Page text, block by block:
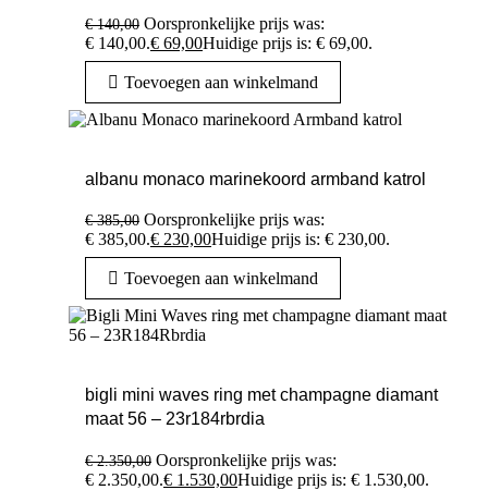
€140,00 Oorspronkelijke prijs was:
€ 140,00.€ 69,00Huidige prijs is: € 69,00.
Toevoegen aan winkelmand
albanu monaco marinekoord armband katrol
€385,00 Oorspronkelijke prijs was:
€ 385,00.€ 230,00Huidige prijs is: € 230,00.
Toevoegen aan winkelmand
bigli mini waves ring met champagne diamant
maat 56 – 23r184rbrdia
€2.350,00 Oorspronkelijke prijs was:
€ 2.350,00.€ 1.530,00Huidige prijs is: € 1.530,00.